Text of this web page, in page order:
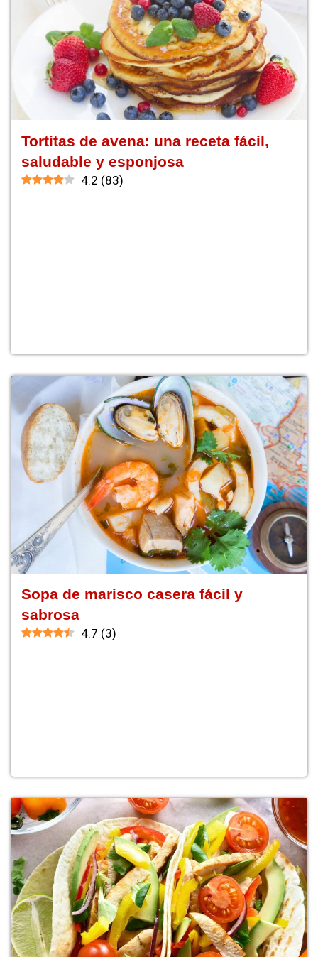
Tortitas de avena: una receta fácil,
saludable y esponjosa
4.2 (83)
Sopa de marisco casera fácil y
sabrosa
4.7 (3)